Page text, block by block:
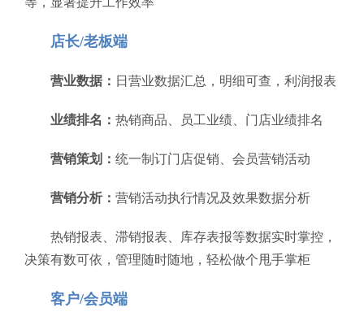
店长/老板端
营业数据： 日营业数据汇总，明细可查，利润报表
业绩排名： 热销商品、员工业绩、门店业绩排名
营销策划： 统一制订门店促销、会员营销活动
营销分析： 营销活动执行情况及效果数据分析
热销报表、滞销报表、库存表报等数据实时掌控，
决策有数可依，管理随时随地，轻松做个甩手掌柜
客户/会员端